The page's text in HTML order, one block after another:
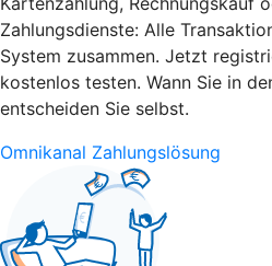
Zahlungsdienste: Alle
System zusammen. Jetzt
kostenlos testen. Wann Sie in
entscheiden Sie selbst.
Omnikanal Zahlungslösung